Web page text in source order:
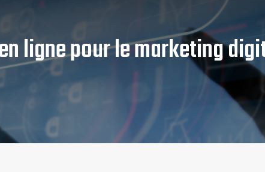
ligne pour le marketing